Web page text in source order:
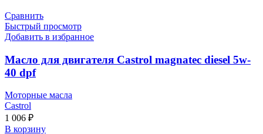
Сравнить
Быстрый просмотр
Добавить в избранное
Масло для двигателя Castrol magnatec diesel 5w-
40 dpf
Моторные масла
Castrol
1 006 ₽
В корзину